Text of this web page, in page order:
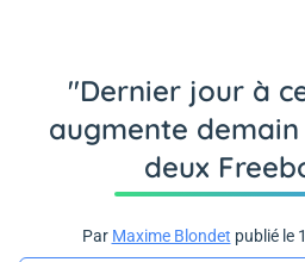
"Dernier jour à
augmente
deux
Par Maxime Blondet publié le